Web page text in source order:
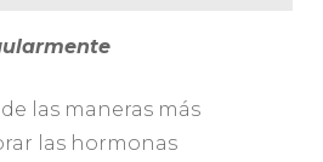
las maneras más
las hormonas